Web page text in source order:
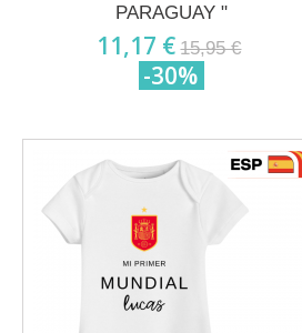
PARAGUAY "
11,17 € 15,95 €
-30%